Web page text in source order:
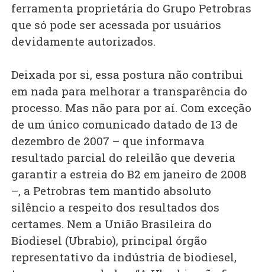
ferramenta proprietária do Grupo Petrobras
que só pode ser acessada por usuários
devidamente autorizados.
Deixada por si, essa postura não contribui
em nada para melhorar a transparência do
processo. Mas não para por aí. Com exceção
de um único comunicado datado de 13 de
dezembro de 2007 – que informava
resultado parcial do releilão que deveria
garantir a estreia do B2 em janeiro de 2008
–, a Petrobras tem mantido absoluto
silêncio a respeito dos resultados dos
certames. Nem a União Brasileira do
Biodiesel (Ubrabio), principal órgão
representativo da indústria de biodiesel,